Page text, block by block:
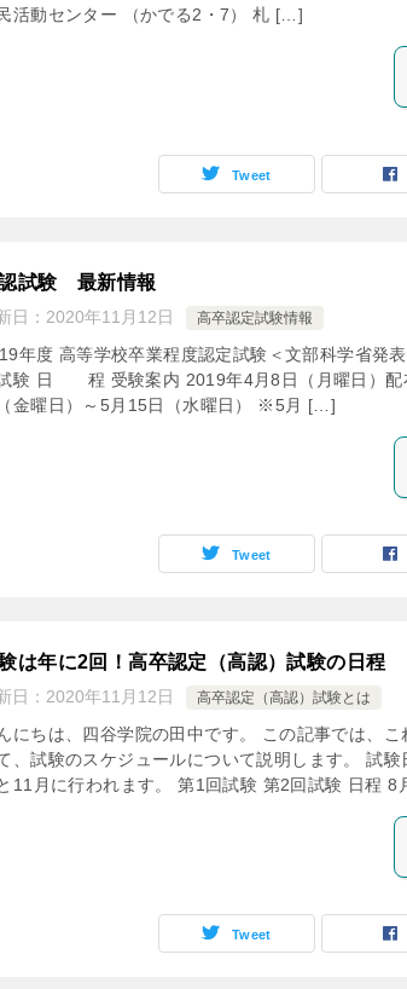
活動センター （かでる2・7） 札 […]
Tweet
試験 最新情報
日： 2020年11月12日 高卒認定試験情報
年度 高等学校卒業程度認定試験＜文部科学省発
験 日 程 受験案内 2019年4月8日（月曜日）配
金曜日）～5月15日（水曜日） ※5月 […]
Tweet
は年に2回！高卒認定（高認）試験の日程
日： 2020年11月12日 高卒認定（高認）試験とは
にちは、四谷学院の田中です。 この記事では、
、試験のスケジュールについて説明します。 試
11月に行われます。 第1回試験 第2回試験 日程
Tweet